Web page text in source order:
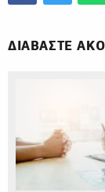
ΔΙΑΒΑΣΤΕ